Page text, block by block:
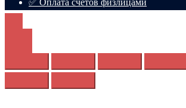
✅ Оплата счетов физлицами